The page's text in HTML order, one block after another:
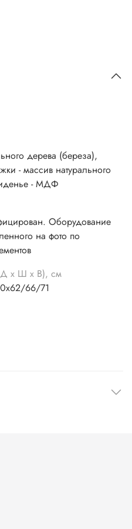
дерева (береза),
- массив натурального
- МДФ
Оборудование
на фото по
х Ш х В), см
66/71